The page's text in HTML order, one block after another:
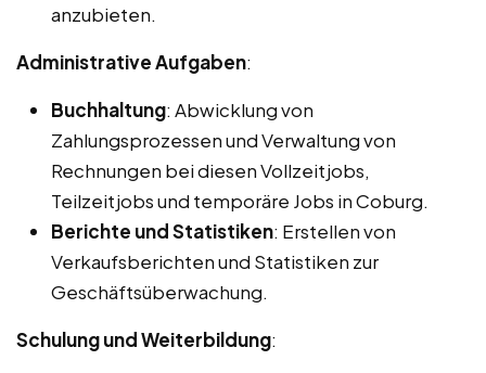
anzubieten.
Administrative Aufgaben:
Buchhaltung: Abwicklung von
Zahlungsprozessen und Verwaltung von
Rechnungen bei diesen Vollzeitjobs,
Teilzeitjobs und temporäre Jobs in Coburg.
Berichte und Statistiken: Erstellen von
Verkaufsberichten und Statistiken zur
Geschäftsüberwachung.
Schulung und Weiterbildung: